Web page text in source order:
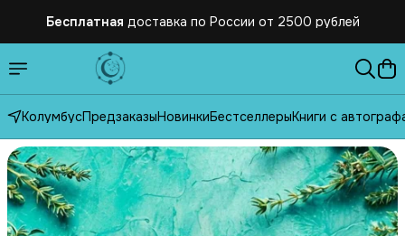
Бесплатная доставка по России от 2500 рублей
КолумбусПредзаказыНовинкиБестселлерыКниги с